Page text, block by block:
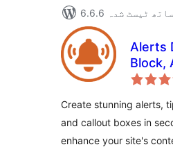
کے ساتھ ٹیسٹ شدہ
Alerts
Block,
Callout
Create stunning alerts,
and callout boxes in
enhance your site's